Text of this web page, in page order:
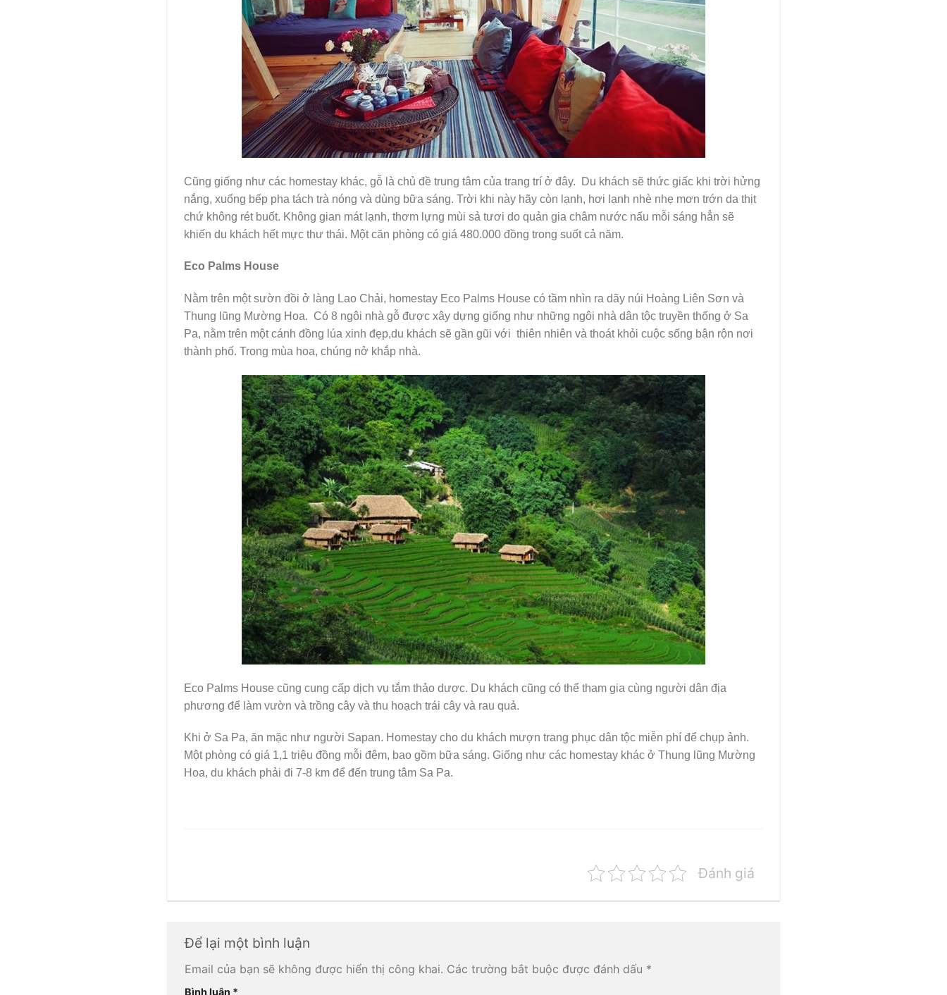
Cũng giống như các homestay khác, gỗ là chủ đề trung tâm của trang trí ở đây. Du khách sẽ thức giấc khi trời hửng
nắng, xuống bếp pha tách trà nóng và dùng bữa sáng. Trời khi này hãy còn lạnh, hơi lạnh nhè nhẹ mơn trớn da thịt
chứ không rét buốt. Không gian mát lạnh, thơm lựng mùi sả tươi do quản gia châm nước nấu mỗi sáng hẳn sẽ
khiến du khách hết mực thư thái. Một căn phòng có giá 480.000 đồng trong suốt cả năm.
Eco Palms House
Nằm trên một sườn đồi ở làng Lao Chải, homestay Eco Palms House có tầm nhìn ra dãy núi Hoàng Liên Sơn và
Thung lũng Mường Hoa. Có 8 ngôi nhà gỗ được xây dựng giống như những ngôi nhà dân tộc truyền thống ở Sa
Pa, nằm trên một cánh đồng lúa xinh đẹp,du khách sẽ gần gũi với thiên nhiên và thoát khỏi cuộc sống bận rộn nơi
thành phố. Trong mùa hoa, chúng nở khắp nhà.
Eco Palms House cũng cung cấp dịch vụ tắm thảo dược. Du khách cũng có thể tham gia cùng người dân địa
phương để làm vườn và trồng cây và thu hoạch trái cây và rau quả.
Khi ở Sa Pa, ăn mặc như người Sapan. Homestay cho du khách mượn trang phục dân tộc miễn phí để chụp ảnh.
Một phòng có giá 1,1 triệu đồng mỗi đêm, bao gồm bữa sáng. Giống như các homestay khác ở Thung lũng Mường
Hoa, du khách phải đi 7-8 km để đến trung tâm Sa Pa.
Đánh giá
Để lại một bình luận
Email của bạn sẽ không được hiển thị công khai. Các trường bắt buộc được đánh dấu *
Bình luận *